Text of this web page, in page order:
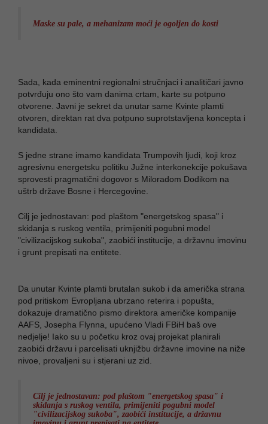
Maske su pale, a mehanizam moći je ogoljen do kosti
Sada, kada eminentni regionalni stručnjaci i analitičari javno
potvrđuju ono što vam danima crtam, karte su potpuno
otvorene. Javni je sekret da unutar same Kvinte plamti
otvoren, direktan rat dva potpuno suprotstavljena koncepta i
kandidata.
S jedne strane imamo kandidata Trumpovih ljudi, koji kroz
agresivnu energetsku politiku Južne interkonekcije pokušava
sprovesti pragmatični dogovor s Miloradom Dodikom na
uštrb države Bosne i Hercegovine.
Cilj je jednostavan: pod plaštom "energetskog spasa" i
skidanja s ruskog ventila, primijeniti pogubni model
"civilizacijskog sukoba", zaobići institucije, a državnu imovinu
i grunt prepisati na entitete.
Da unutar Kvinte plamti brutalan sukob i da američka strana
pod pritiskom Evropljana ubrzano reterira i popušta,
dokazuje dramatično pismo direktora američke kompanije
AAFS, Josepha Flynna, upućeno Vladi FBiH baš ove
nedjelje! Iako su u početku kroz ovaj projekat planirali
zaobići državu i parcelisati uknjižbu državne imovine na niže
nivoe, provaljeni su i stjerani uz zid.
Cilj je jednostavan: pod plaštom "energetskog spasa" i
skidanja s ruskog ventila, primijeniti pogubni model
"civilizacijskog sukoba", zaobići institucije, a državnu